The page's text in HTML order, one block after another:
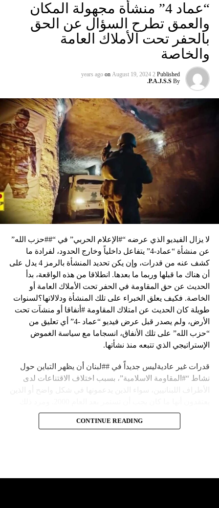
“عماد 4” منشأة مجهولة المكان
والعمق تطرح السؤال عن الحق
بالحفر تحت الأملاك العامة
والخاصة
Published
2 years ago
on August 19, 2024
By
P.A.J.S.S.
لا يزال الفيديو الذي عرضه “#الإعلام الحربي” في “##حزب الله”
عن منشأة “عماد-4” يتفاعل داخلياً وخارج الحدود، لفرادة ما
كشف عنه من قدرات، وإن يكن تحديد المنشأة بالرمز 4 يدل على
أن هناك ما قبلها وربما ما بعدها. انطلاقا من هذه الواقعة، بدأ
الحديث عن حق المقاومة في الحفر تحت الأملاك العامة أو
الخاصة. فكيف يعلق الخبراء على تلك المنشأة ودلالاتها؟لسنوات
طويلة كان الحديث عن امتلاك المقاومة #أنفاقا أو منشآت تحت
الأرض، ولم يصدر قبل عرض فيديو “عماد -4” أي تعليق من
“حزب الله” على تلك الأنفاق، انسجاما مع سياسة الغموض
الإستراتيجي الذي تتبعه منذ نشأتها.
قدرات غير عاديةليس جديداً في ##لبنان أن يظهر التباين حول
نشاط “#المقاومة الاسلامية”، بسبب اختلاف الاقتناعات لدى
الأطراف اللبنانيين، سواء الذين يدعمونها في شكل واضح أو الذين
إلى أن المقاومة ضد الاحتلال الإسرائيلي لم تكن يوماً محط
إجماع داخلي، وإن كانت القوى اللبنانية المؤمنة بالصراع ضد
CONTINUE READING